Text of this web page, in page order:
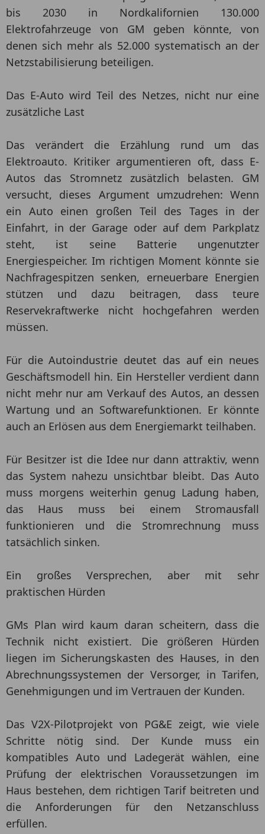
bis 2030 in Nordkalifornien 130.000
Elektrofahrzeuge von GM geben könnte, von
denen sich mehr als 52.000 systematisch an der
Netzstabilisierung beteiligen.
Das E-Auto wird Teil des Netzes, nicht nur eine
zusätzliche Last
Das verändert die Erzählung rund um das
Elektroauto. Kritiker argumentieren oft, dass E-
Autos das Stromnetz zusätzlich belasten. GM
versucht, dieses Argument umzudrehen: Wenn
ein Auto einen großen Teil des Tages in der
Einfahrt, in der Garage oder auf dem Parkplatz
steht, ist seine Batterie ungenutzter
Energiespeicher. Im richtigen Moment könnte sie
Nachfragespitzen senken, erneuerbare Energien
stützen und dazu beitragen, dass teure
Reservekraftwerke nicht hochgefahren werden
müssen.
Für die Autoindustrie deutet das auf ein neues
Geschäftsmodell hin. Ein Hersteller verdient dann
nicht mehr nur am Verkauf des Autos, an dessen
Wartung und an Softwarefunktionen. Er könnte
auch an Erlösen aus dem Energiemarkt teilhaben.
Für Besitzer ist die Idee nur dann attraktiv, wenn
das System nahezu unsichtbar bleibt. Das Auto
muss morgens weiterhin genug Ladung haben,
das Haus muss bei einem Stromausfall
funktionieren und die Stromrechnung muss
tatsächlich sinken.
Ein großes Versprechen, aber mit sehr
praktischen Hürden
GMs Plan wird kaum daran scheitern, dass die
Technik nicht existiert. Die größeren Hürden
liegen im Sicherungskasten des Hauses, in den
Abrechnungssystemen der Versorger, in Tarifen,
Genehmigungen und im Vertrauen der Kunden.
Das V2X-Pilotprojekt von PG&E zeigt, wie viele
Schritte nötig sind. Der Kunde muss ein
kompatibles Auto und Ladegerät wählen, eine
Prüfung der elektrischen Voraussetzungen im
Haus bestehen, dem richtigen Tarif beitreten und
die Anforderungen für den Netzanschluss
erfüllen.